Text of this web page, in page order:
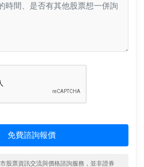
免費諮詢報價
股票資訊交流與價格諮詢服務，並非證券